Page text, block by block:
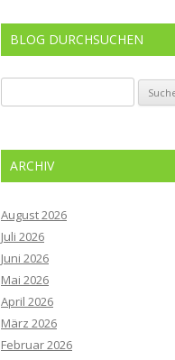
BLOG DURCHSUCHEN
nach:
ARCHIV
August 2026
Juli 2026
Juni 2026
Mai 2026
April 2026
März 2026
Februar 2026